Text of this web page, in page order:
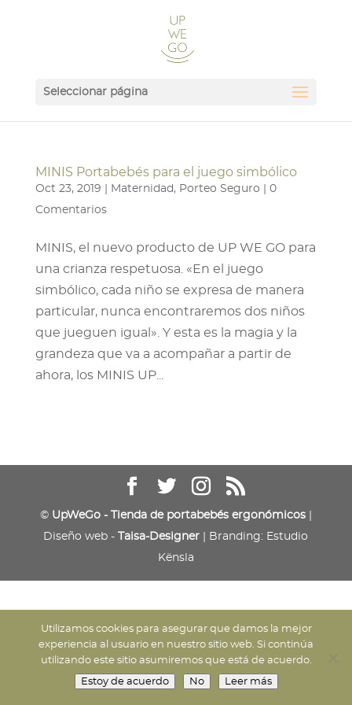
Seleccionar página
MINIS Portabebés para el juego simbólico
Oct 23, 2019 Maternidad, Porteo Seguro
0
Comentarios
MINIS, el nuevo producto de UP WE GO para
una crianza respetuosa. «En el juego
simbólico, cada niño se expresa de manera
particular, nunca encontraremos dos niños
que jueguen igual». Y esta es la magia y la
grandeza que va a acompañar a partir de
ahora, los MINIS UP...
© UpWeGo - Tienda de portabebés ergonómicos|
Diseño web -
Taisa-Designer | Branding: Estudio
Kënsla
Utilizamos cookies para asegurar que damos la mejor
experiencia al usuario en nuestro sitio web. Si continúa
utilizando este sitio asumiremos que está de acuerdo.
Estoy de acuerdo No Leer más